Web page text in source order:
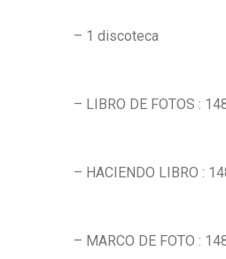
– 1 discoteca
– LIBRO DE FOTOS :
– HACIENDO LIBRO :
– MARCO DE FOTO :